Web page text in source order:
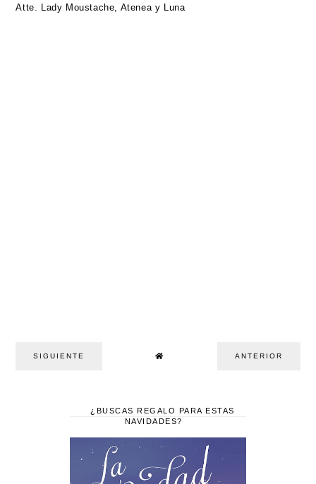
Atte. Lady Moustache, Atenea y Luna
SIGUIENTE ANTERIOR
¿BUSCAS REGALO PARA ESTAS
NAVIDADES?